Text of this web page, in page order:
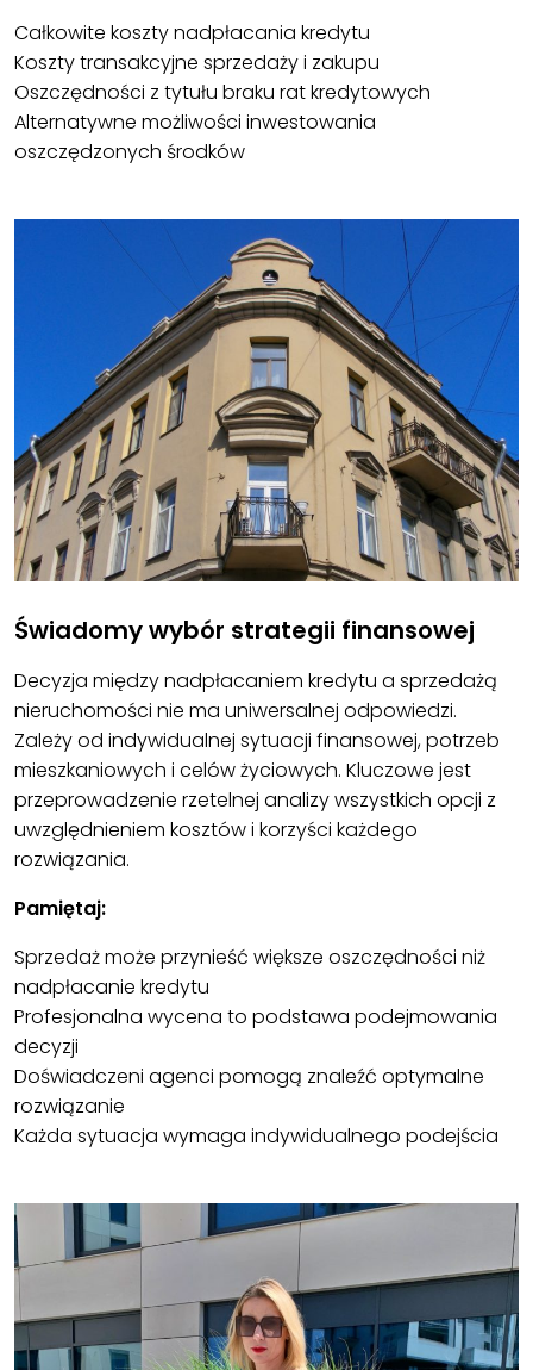
Całkowite koszty nadpłacania kredytu
Koszty transakcyjne sprzedaży i zakupu
Oszczędności z tytułu braku rat kredytowych
Alternatywne możliwości inwestowania
oszczędzonych środków
Świadomy wybór strategii finansowej
Decyzja między nadpłacaniem kredytu a sprzedażą
nieruchomości nie ma uniwersalnej odpowiedzi.
Zależy od indywidualnej sytuacji finansowej, potrzeb
mieszkaniowych i celów życiowych. Kluczowe jest
przeprowadzenie rzetelnej analizy wszystkich opcji z
uwzględnieniem kosztów i korzyści każdego
rozwiązania.
Pamiętaj:
Sprzedaż może przynieść większe oszczędności niż
nadpłacanie kredytu
Profesjonalna wycena to podstawa podejmowania
decyzji
Doświadczeni agenci pomogą znaleźć optymalne
rozwiązanie
Każda sytuacja wymaga indywidualnego podejścia